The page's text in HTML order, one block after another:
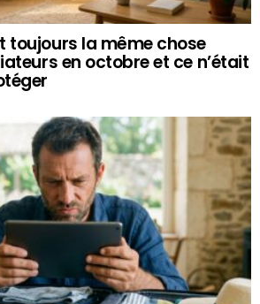
toujours la même chose
en octobre et ce n’était